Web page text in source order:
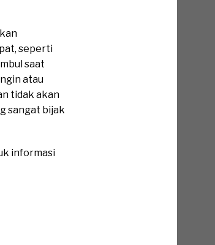
seperti
saat
atau
tidak akan
sangat bijak
informasi